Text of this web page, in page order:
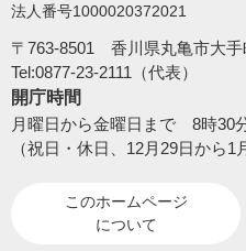
法人番号1000020372021
〒763-8501 香川県丸亀市大手
Tel:0877-23-2111（代表）
開庁時間
月曜日から金曜日まで 8時30
（祝日・休日、12月29日から1
このホームページ
について